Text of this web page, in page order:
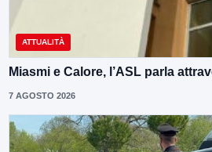
ATTUALITÀ
Miasmi e Calore, l’ASL parla
7 AGOSTO 2026